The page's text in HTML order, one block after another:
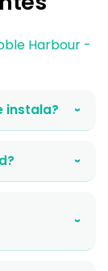
Harbour -
instala? ›
›
›